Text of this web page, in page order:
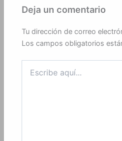
Deja un comentario
Tu dirección de correo
Los campos obligatorios
aquí...